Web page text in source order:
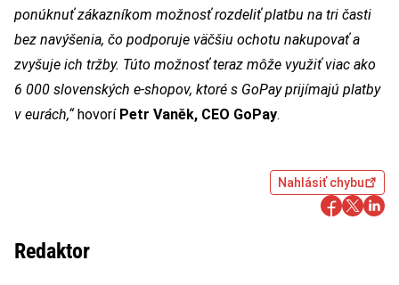
ponúknuť zákazníkom možnosť rozdeliť platbu na tri časti
bez navýšenia, čo podporuje väčšiu ochotu nakupovať a
zvyšuje ich tržby. Túto možnosť teraz môže využiť viac ako
6 000 slovenských e-shopov, ktoré s GoPay prijímajú platby
v eurách,“ hovorí Petr Vaněk, CEO GoPay.
Nahlásiť chybu
Redaktor